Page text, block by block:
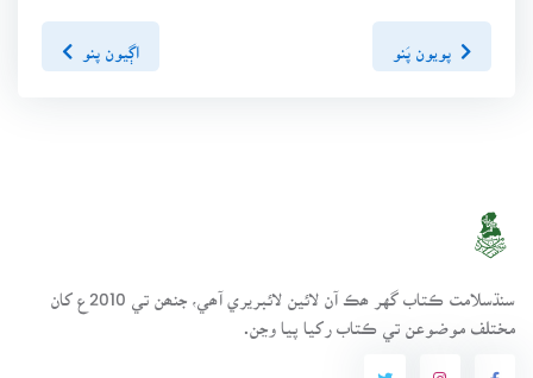
اڳيون پنو
سنڌسلامت ڪتاب گهر ھڪ آن لائين لائبريري آھي، جنھن تي 2010ع کان
مختلف موضوعن تي ڪتاب رکيا پيا وڃن.